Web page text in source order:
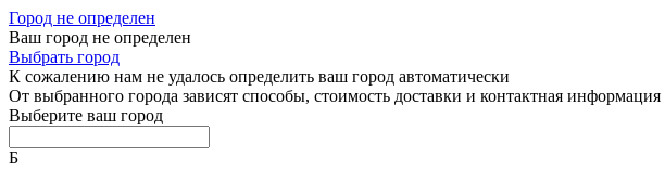
Город не определен
Ваш город не определен
Выбрать город
К сожалению нам не удалось определить ваш город автоматически
От выбранного города зависят способы, стоимость доставки и контактная информация
Выберите ваш город
Б